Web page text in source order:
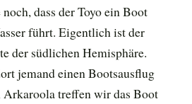
dass der Toyo ein Boot
führt. Eigentlich ist der
der südlichen Hemisphäre.
jemand einen Bootsausflug
treffen wir das Boot